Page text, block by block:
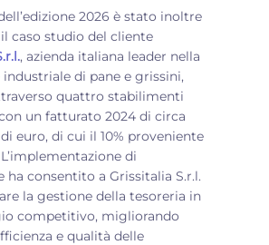
2026 è stato inoltre
caso studio del cliente
, azienda italiana leader nella
di pane e grissini,
quattro stabilimenti
un fatturato 2024 di circa
euro, di cui il 10% proveniente
di
ha consentito a Grissitalia S.r.l.
la gestione della tesoreria in
competitivo, migliorando
e qualità delle